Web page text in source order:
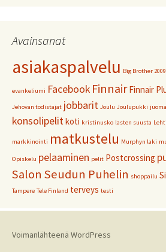
Avainsanat
asiakaspalvelu Big Brother 2009
evankeliumi Facebook Finnair Finnair
Jehovan todistajat jobbarit Joulu Joulupukki juoma
konsolipelitkoti kristinusko lasten suusta
markkinointi matkustelu Murphyn laki
Opiskelu pelaaminen pelit Postcrossing
Salon Seudun Puhelin shoppailu
Tampere Tele Finland terveys testi
Voimanlähteenä WordPress